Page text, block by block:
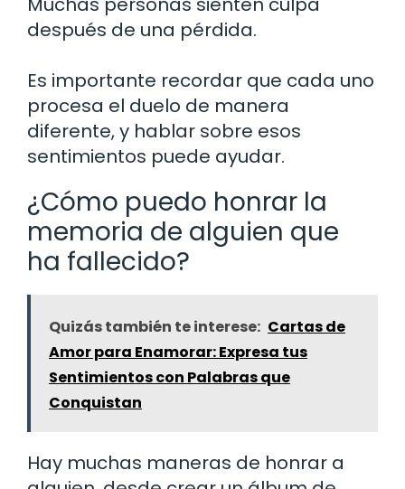
después de una pérdida.
Es importante recordar que cada uno
procesa el duelo de manera
diferente, y hablar sobre esos
sentimientos puede ayudar.
¿Cómo puedo honrar la
memoria de alguien que
ha fallecido?
Quizás también te interese: Cartas de
Amor para Enamorar: Expresa tus
Sentimientos con Palabras que
Conquistan
Hay muchas maneras de honrar a